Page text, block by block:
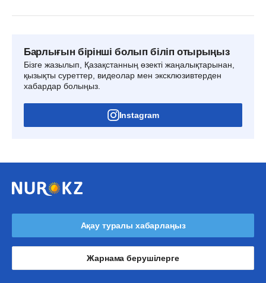
Барлығын бірінші болып біліп отырыңыз
Бізге жазылып, Қазақстанның өзекті жаңалықтарынан,
қызықты суреттер, видеолар мен эксклюзивтерден
хабардар болыңыз.
Instagram
Ақау туралы хабарлаңыз
Жарнама берушілерге